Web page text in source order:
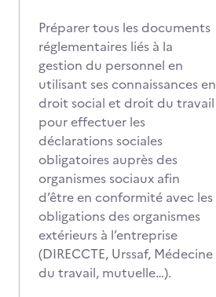
Préparer tous les documents
réglementaires liés à la
gestion du personnel en
utilisant ses connaissances en
droit social et droit du travail
pour effectuer les
déclarations sociales
obligatoires auprès des
organismes sociaux afin
d’être en conformité avec les
obligations des organismes
extérieurs à l’entreprise
(DIRECCTE, Urssaf, Médecine
du travail, mutuelle…).